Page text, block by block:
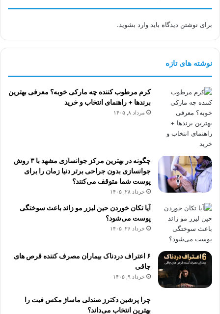
برای نوشتن دیدگاه باید وارد بشوید.
نوشته های تازه
کرم مرطوب کننده چه مارکی خوبه؟ معرفی بهترین
برندها + راهنمای انتخاب و خرید
مرداد ۸, ۱۴۰۵
چگونه در بهترین مرکز جوانسازی مشهد با ۳ روش
جوانسازی بدون جراحی برتر دنیا زمان را برای
پوست شما متوقف می‌کنند؟
خرداد ۲۸, ۱۴۰۵
آیا تکان خوردن حین لیزر مو زائد باعث سوختگی
پوست می‌شود؟
خرداد ۲۶, ۱۴۰۵
۶ اعتراف دردناک بیماران مصرف کننده قرص های
چاقی
خرداد ۹, ۱۴۰۵
چرا پرشین دکترز صندلی ماساژ مکس فیت را
بهترین انتخاب می‌داند؟